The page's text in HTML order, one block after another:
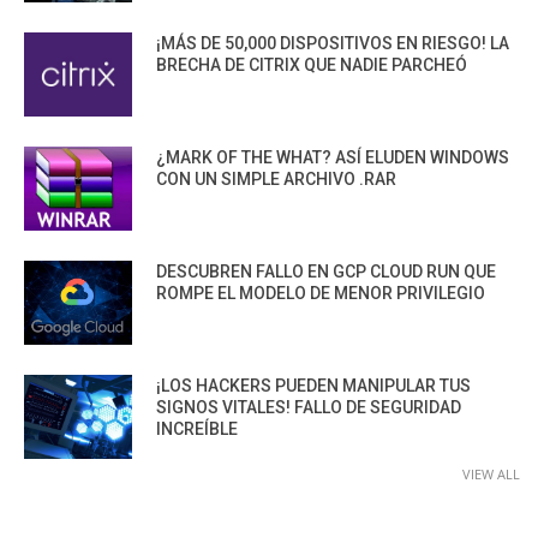
¡MÁS DE 50,000 DISPOSITIVOS EN RIESGO! LA
BRECHA DE CITRIX QUE NADIE PARCHEÓ
¿MARK OF THE WHAT? ASÍ ELUDEN WINDOWS
CON UN SIMPLE ARCHIVO .RAR
DESCUBREN FALLO EN GCP CLOUD RUN QUE
ROMPE EL MODELO DE MENOR PRIVILEGIO
¡LOS HACKERS PUEDEN MANIPULAR TUS
SIGNOS VITALES! FALLO DE SEGURIDAD
INCREÍBLE
VIEW ALL